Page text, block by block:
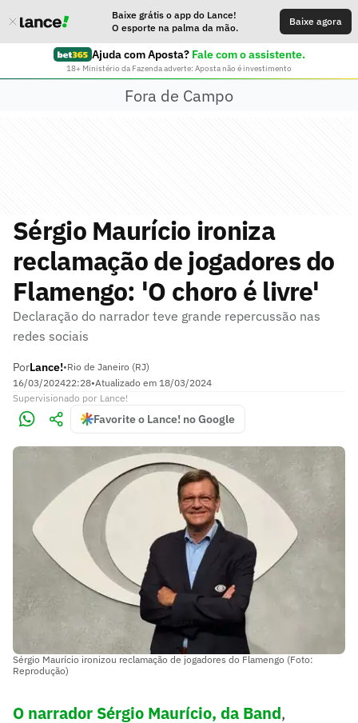
Baixe grátis o app do Lance!
O esporte na palma da mão.
Baixe agora
Ajuda com Aposta? Fale com o assistente.
18+ Ministério da Fazenda adverte: Aposta não é investimento
Fora de Campo
Sérgio Maurício ironiza
reclamação de jogadores do
Flamengo: 'O choro é livre'
Declaração do narrador teve grande repercussão nas
redes sociais
PorLance!•Rio de Janeiro (RJ)
16/03/202422:28•Atualizado em 18/03/2024
Supervisionado por Lance!
Favorite o Lance! no Google
Sérgio Maurício ironizou reclamação de jogadores do Flamengo (Foto:
Reprodução)
O narrador Sérgio Maurício, da Band,